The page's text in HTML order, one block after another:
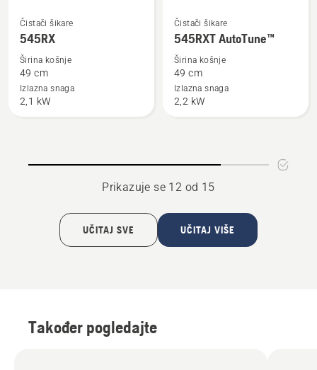
Pogledajte
više
detalja
545RX
Čistači šikare
545RX
Širina košnje
49 cm
Izlazna snaga
2,1 kW
Pogledajte
više
detalja
545RXT
AutoTune™
Čistači šikare
545RXT AutoTune™
Širina košnje
49 cm
Izlazna snaga
2,2 kW
Prikazuje se 12 od 15
UČITAJ SVE UČITAJ VIŠE
Također pogledajte